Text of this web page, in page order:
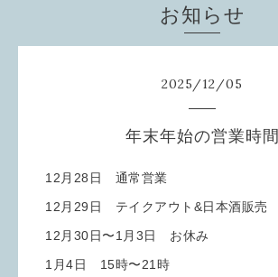
お知らせ
2025/12/05
年末年始の営業時間
12月28日 通常営業
12月29日 テイクアウト&日本酒販売
12月30日〜1月3日 お休み
1月4日 15時〜21時